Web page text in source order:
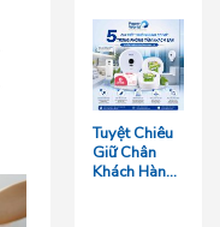
Sạn Quy Mô
Trên 50
Phòng Giúp
Tối Ưu Chi
Phí Vận
Hành
Tuyệt Chiêu
Giữ Chân
Khách Hàng: